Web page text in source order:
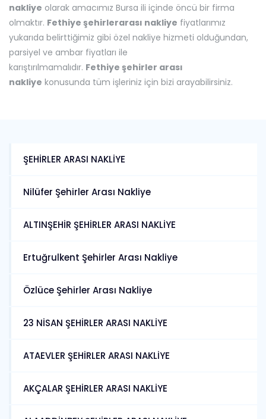
nakliye olarak amacımız Bursa ili içinde öncü bir firma
olmaktır. Fethiye şehirlerarası nakliye fiyatlarımız
yukarıda belirttiğimiz gibi özel nakliye hizmeti olduğundan,
parsiyel ve ambar fiyatları ile
karıştırılmamalıdır. Fethiye şehirler arası
nakliye konusunda tüm işleriniz için bizi arayabilirsiniz.
ŞEHİRLER ARASI NAKLİYE
Nilüfer Şehirler Arası Nakliye
ALTINŞEHİR ŞEHİRLER ARASI NAKLİYE
Ertuğrulkent Şehirler Arası Nakliye
Özlüce Şehirler Arası Nakliye
23 NİSAN ŞEHİRLER ARASI NAKLİYE
ATAEVLER ŞEHİRLER ARASI NAKLİYE
AKÇALAR ŞEHİRLER ARASI NAKLİYE